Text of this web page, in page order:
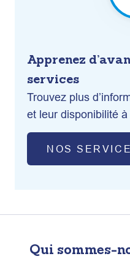
Apprenez
services
Trouvez plus
et leur disponibilité
NOS
Qui sommes-